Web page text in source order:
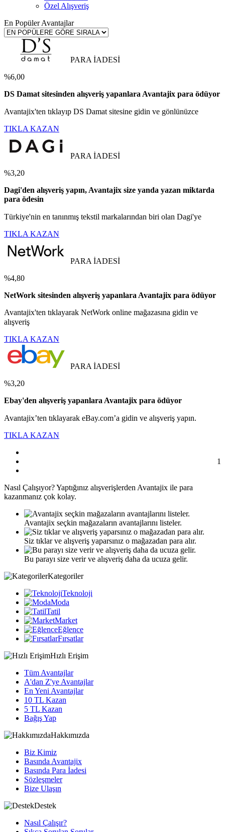
Özel Alışveriş
En Popüler Avantajlar
PARA İADESİ
%6,00
DS Damat sitesinden alışveriş yapanlara Avantajix para ödüyor
Avantajix'ten tıklayıp DS Damat sitesine gidin ve gönlünüzce
TIKLA KAZAN
PARA İADESİ
%3,20
Dagi'den alışveriş yapın, Avantajix size yanda yazan miktarda
para ödesin
Türkiye'nin en tanınmış tekstil markalarından biri olan Dagi'ye
TIKLA KAZAN
PARA İADESİ
%4,80
NetWork sitesinden alışveriş yapanlara Avantajix para ödüyor
Avantajix'ten tıklayarak NetWork online mağazasına gidin ve
alışveriş
TIKLA KAZAN
PARA İADESİ
%3,20
Ebay'den alışveriş yapanlara Avantajix para ödüyor
Avantajix’ten tıklayarak eBay.com’a gidin ve alışveriş yapın.
TIKLA KAZAN
1
Nasıl Çalışıyor?Yaptığınız alışverişlerden Avantajix ile para
kazanmanız çok kolay.
Avantajix seçkin mağazaların avantajlarını listeler.
Siz tıklar ve alışveriş yaparsınız o mağazadan para alır.
Bu parayı size verir ve alışveriş daha da ucuza gelir.
Kategoriler
Teknoloji
Moda
Tatil
Market
Eğlence
Fırsatlar
Hızlı Erişim
Tüm Avantajlar
A'dan Z'ye Avantajlar
En Yeni Avantajlar
10 TL Kazan
5 TL Kazan
Bağış Yap
Hakkımızda
Biz Kimiz
Basında Avantajix
Basında Para İadesi
Sözleşmeler
Bize Ulaşın
Destek
Nasıl Çalışır?